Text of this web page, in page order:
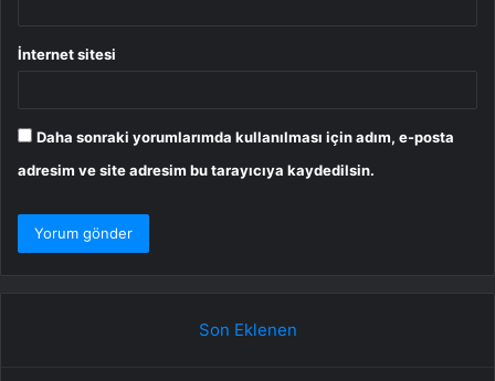
İnternet sitesi
Daha sonraki yorumlarımda kullanılması için adım, e-posta
adresim ve site adresim bu tarayıcıya kaydedilsin.
Son Eklenen